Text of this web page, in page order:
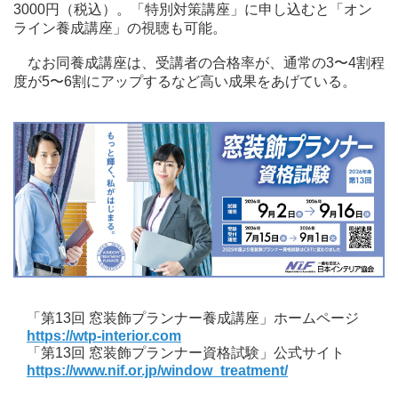
3000円（税込）。「特別対策講座」に申し込むと「オン
ライン養成講座」の視聴も可能。
なお同養成講座は、受講者の合格率が、通常の3〜4割程
度が5〜6割にアップするなど高い成果をあげている。
「第13回 窓装飾プランナー養成講座」ホームページ
https://wtp-interior.com
「第13回 窓装飾プランナー資格試験」公式サイト
https://www.nif.or.jp/window_treatment/